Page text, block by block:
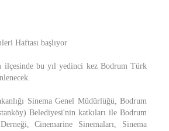
Haftası başlıyor
ilçesinde bu yıl yedinci kez Bodrum Türk
Sinema Genel Müdürlüğü, Bodrum
Belediyesi'nin katkıları ile Bodrum
Cinemarine Sinemaları, Sinema